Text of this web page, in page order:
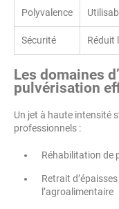
Polyvalence
Sécurité Réduit
Les domaines
pulvérisation
Un jet à haute intensité
professionnels :
Réhabilitation de
Retrait
l’agroalimentaire